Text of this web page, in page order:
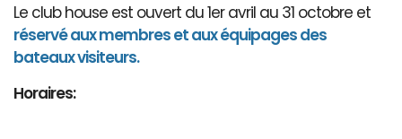
Le club house est ouvert du 1er avril au 31 octobre et
réservé aux membres et aux équipages des
bateaux visiteurs.
Horaires: